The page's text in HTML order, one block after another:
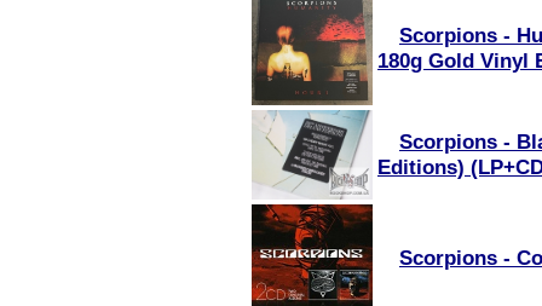
Scorpions -
180g Gold Vinyl
Scorpions -
Editions)
Scorpions -